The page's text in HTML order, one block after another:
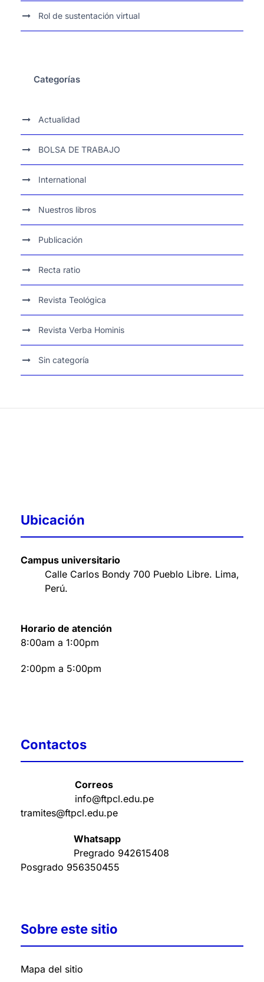
Rol de sustentación virtual
Categorías
Actualidad
BOLSA DE TRABAJO
International
Nuestros libros
Publicación
Recta ratio
Revista Teológica
Revista Verba Hominis
Sin categoría
Ubicación
Campus universitario
Calle Carlos Bondy 700 Pueblo Libre. Lima,
Perú.
Horario de atención
8:00am a 1:00pm
2:00pm a 5:00pm
Contactos
Correos
info@ftpcl.edu.pe
tramites@ftpcl.edu.pe
Whatsapp
Pregrado 942615408
Posgrado 956350455
Sobre este sitio
Mapa del sitio